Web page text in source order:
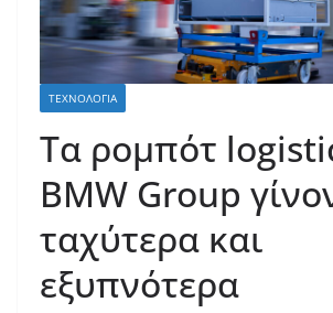
ΤΕΧΝΟΛΟΓΊΑ
Τα ρομπότ
BMW Group
ταχύτερα και
εξυπνότερα